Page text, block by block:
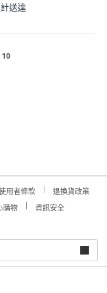
送達
10
用者條款
退換貨政策
購物
資訊安全